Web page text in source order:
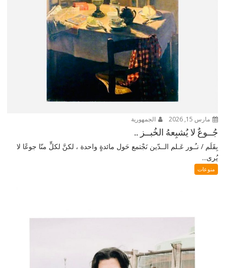
مارس 15, 2026 الجمهورية
جُــوعٌ لا يُشبِعهُ الخُبــز ..
بِقَلَم / نـُـور عَـلم الــدّين نَجْتمع حَول مائدةٍ واحدة ، لكنَّ لكلٍّ منّا جوعًا لا
يُرى...
منوعات